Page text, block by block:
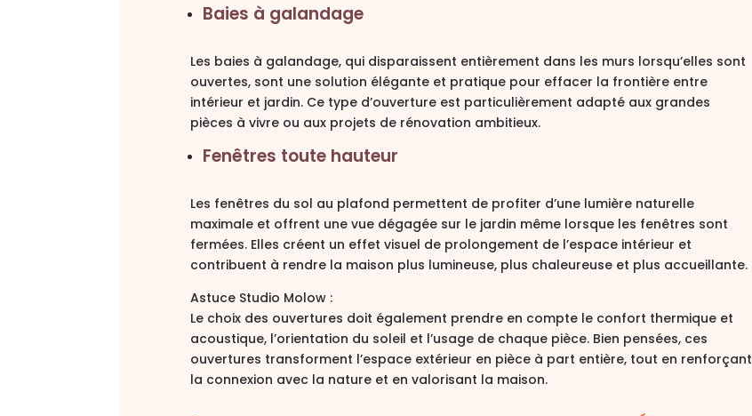
Baies à galandage
Les baies à galandage, qui disparaissent entièrement dans les murs lorsqu’elles sont
ouvertes, sont une solution élégante et pratique pour effacer la frontière entre
intérieur et jardin. Ce type d’ouverture est particulièrement adapté aux grandes
pièces à vivre ou aux projets de rénovation ambitieux.
Fenêtres toute hauteur
Les fenêtres du sol au plafond permettent de profiter d’une lumière naturelle
maximaleet offrent une vue dégagée sur le jardin même lorsque les fenêtres sont
fermées. Elles créent un effet visuel de prolongement de l’espace intérieur et
contribuent à rendre la maison plus lumineuse, plus chaleureuse et plus accueillante.
Astuce Studio Molow:
Le choix des ouvertures doit également prendre en compte le confort thermique et
acoustique, l’orientation du soleil et l’usage de chaque pièce. Bien pensées, ces
ouvertures transforment l’espace extérieur en pièce à part entière, tout en renforçant
la connexion avec la nature et en valorisant la maison.